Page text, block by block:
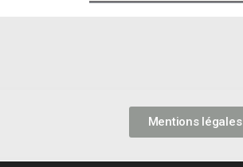
Mentions légales